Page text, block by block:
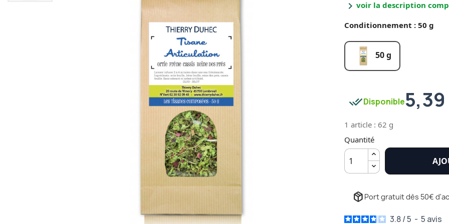
chevron_right voir la description
Conditionnement : 50 g
50 g
done_allDisponible
1 article : 62 g
Quantité
package_2 Port gratuit dès 50€
3.8/5 - 5 avis